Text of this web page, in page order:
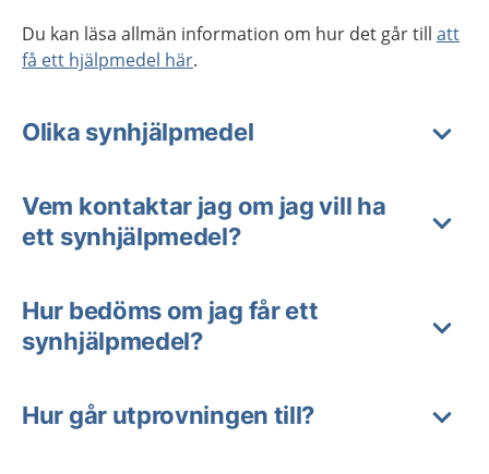
Du kan läsa allmän information om hur det går till att
få ett hjälpmedel här.
Olika synhjälpmedel
Vem kontaktar jag om jag vill ha
ett synhjälpmedel?
Hur bedöms om jag får ett
synhjälpmedel?
Hur går utprovningen till?